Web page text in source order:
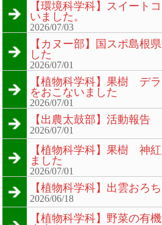
【環境科学科】スイート
いました。
2026/07/03
【カヌー部】国スポ島根
した
2026/07/01
【植物科学科】果樹 デ
をおこないました
2026/07/01
【出農太鼓部】活動報告
2026/07/01
【植物科学科】果樹 神
ました
2026/07/01
【植物科学科】出雲おろ
2026/06/18
【植物科学科】野菜の有